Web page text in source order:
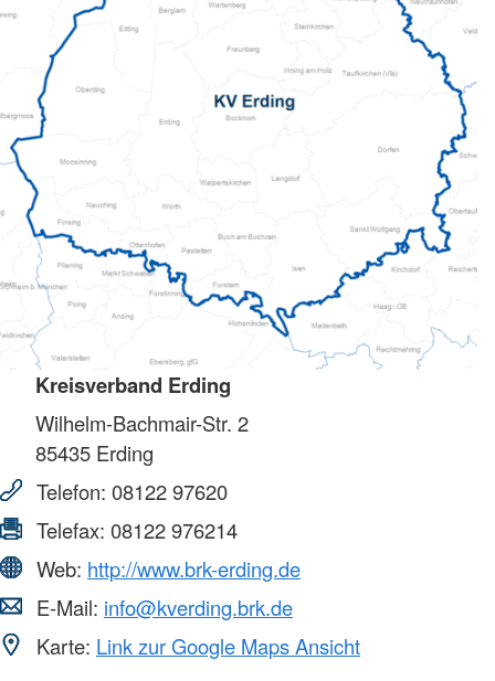
Kreisverband Erding
Wilhelm-Bachmair-Str. 2
85435 Erding
Telefon: 08122 97620
Telefax: 08122 976214
Web: http://www.brk-erding.de
E-Mail: info@kverding.brk.de
Karte: Link zur Google Maps Ansicht